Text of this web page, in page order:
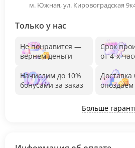
м. Южная, ул. Кировоградская
Только у нас
Не понравится —
вернем деньги
Начислим до 10%
бонусами за заказ
Срок
от 4-х
Доставка
опоздаем
Больше